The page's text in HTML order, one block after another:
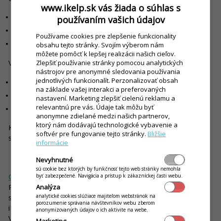
všetky objednávky v reálnom čase
zmeny alebo špeciálne požiadavky
Výhody sú okamžité:
menej chýb v objednávkach
lepšia organizácia práce v kuchyni
rýchlejšia expedícia jedál
Kuchyňa tak funguje ako koordinovaný systém, nie ako
stresové prostredie.
Umožnite zákazníkom objednať si aj z pohodlia domova
Online objednávkyuž nie sú len o veľkých platformách.
Reštaurácie dnes čoraz viac využívajú vlastné objednávkové
systémy priamo na webe. A aj ak svoj vlastný web nemáte, v
iKelp vám ho zriadime v dizajne a farbách vašej značky.
Voliteľná je tiež donáška, či už po vlastnej línii bez provízií
www.ikelp.sk vás žiada o súhlas s
používaním vašich údajov
Používame cookies pre zlepšenie funkcionality
obsahu tejto stránky. Svojím výberom nám
môžete pomôcť k lepšej realizácii našich cieľov.
Zlepšiť používanie stránky pomocou analytických
nástrojov pre anonymné sledovania používania
jednotlivých funkcionalít. Perzonalizovať obsah
na základe vašej interakci a preferovaných
nastavení. Marketing zlepšiť cielenú reklamu a
relevantnú pre vás. Údaje tak môžu byť
anonymne zdielané medzi našich partnerov,
ktorý nám dodávajú technologické vybavenie a
softvér pre fungovanie tejto stránky.Bližšie
informácie
Nevyhnutné
sú cookie bez ktorých by funkčnosť tejto web stránky nemohla
byť zabezpečené. Navigácia a prístup k zákazníckej časti webu.
Analýza
analytické cookies slúžiace majiteľom webstránok na
porozumenie správania návštevníkov webu zberom
anonymizovaných údajov o ich aktivite na webe.